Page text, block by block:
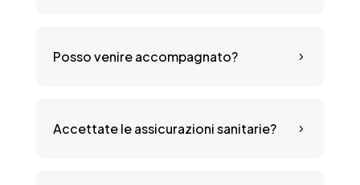
5
Posso venire accompagnato?
5
Accettate le assicurazioni sanitarie?